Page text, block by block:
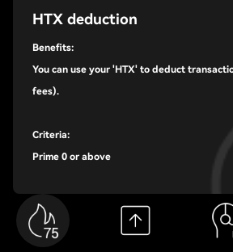
HTX deduction
Benefits:
You can use your 'HTX' to deduct
fees).
Criteria:
Prime 0 or above